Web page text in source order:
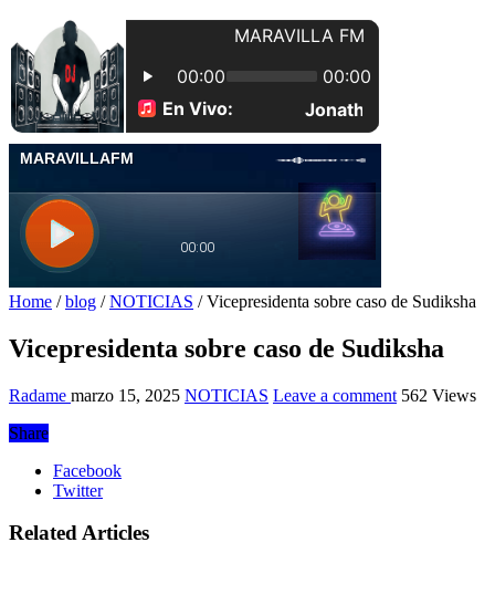
Home / blog / NOTICIAS / Vicepresidenta sobre caso de Sudiksha
Vicepresidenta sobre caso de Sudiksha
Radame marzo 15, 2025 NOTICIAS Leave a comment 562 Views
Share
Facebook
Twitter
Related Articles